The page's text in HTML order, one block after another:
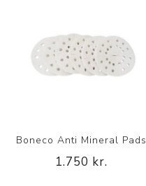
Boneco Anti Mineral Pads
1.750 kr.